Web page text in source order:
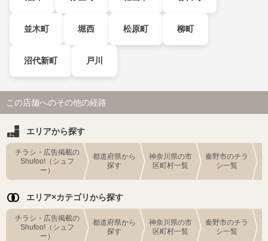
並木町 堀西 松原町 柳町
沼代新町 戸川
この店舗へのその他の経路
エリアから探す
チラシ・広告掲載の
Shufoo!（シュフ
ー）
都道府県から
探す
神奈川県の市
区町村一覧
秦野市のチラ
シ一覧
エリア×カテゴリから探す
チラシ・広告掲載の
Shufoo!（シュフ
ー）
都道府県から
探す
神奈川県の市
区町村一覧
秦野市のチラ
シ一覧